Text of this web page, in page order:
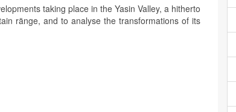
taking place in the Yasin Valley, a hitherto
ränge, and to analyse the transformations of its